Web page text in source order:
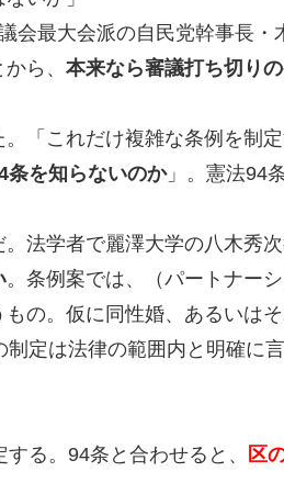
最大会派の自民党幹事長
ら、 本来なら審議打ち切り
「これだけ複雑な条例を制定
条を知らないのか」。憲法94
学者で麗澤大学の八木秀次
。条例案では、（パートナー
の。仮に同性婚、あるいは
定は法律の範囲内と明確に言
る。94条と合わせると、 区